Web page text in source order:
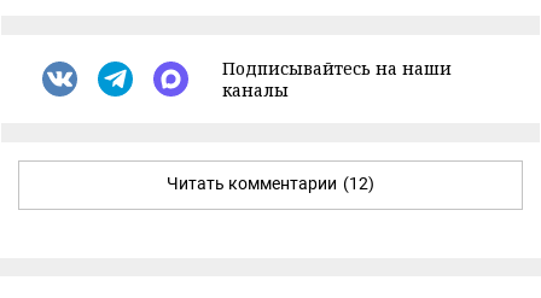
Подписывайтесь на наши
каналы
Читать комментарии (12)